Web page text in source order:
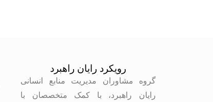
رویکرد رایان راهبرد
گروه مشاوران مدیریت منابع انسانی
رایان راهبرد، با کمک متخصصان با